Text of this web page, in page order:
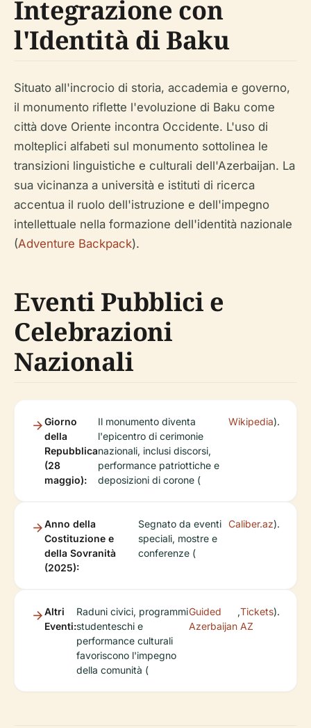
Integrazione con
l'Identità di Baku
Situato all'incrocio di storia, accademia e governo,
il monumento riflette l'evoluzione di Baku come
città dove Oriente incontra Occidente. L'uso di
molteplici alfabeti sul monumento sottolinea le
transizioni linguistiche e culturali dell'Azerbaijan. La
sua vicinanza a università e istituti di ricerca
accentua il ruolo dell'istruzione e dell'impegno
intellettuale nella formazione dell'identità nazionale
(Adventure Backpack).
Eventi Pubblici e
Celebrazioni
Nazionali
Giorno
della
Repubblica
(28
maggio):
Il monumento diventa
l'epicentro di cerimonie
nazionali, inclusi discorsi,
performance patriottiche e
deposizioni di corone (
Wikipedia).
Anno della
Costituzione e
della Sovranità
(2025):
Segnato da eventi
speciali, mostre e
conferenze (
Caliber.az).
Altri
Eventi:
Raduni civici, programmi
studenteschi e
performance culturali
favoriscono l'impegno
della comunità (
Guided
Azerbaijan
,Tickets
AZ
).